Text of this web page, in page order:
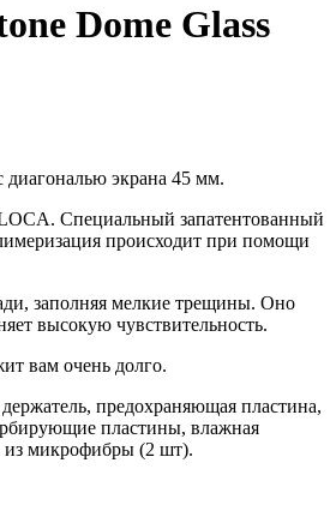
Dome Glass
диагональю экрана 45 мм.
Специальный запатентованный
происходит при помощи
заполняя мелкие трещины. Оно
высокую чувствительность.
вам очень долго.
предохраняющая пластина,
пластины, влажная
из микрофибры (2 шт).